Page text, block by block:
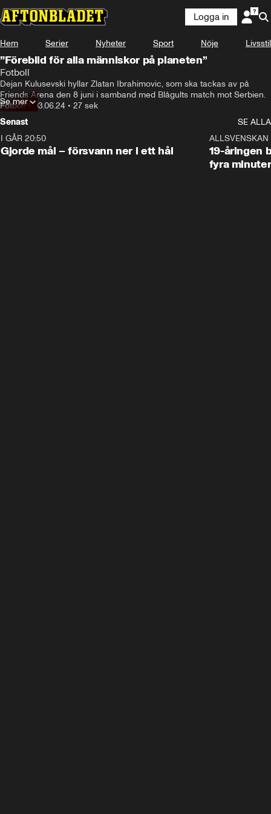
Logga in
Hem Serier Nyheter Sport Nöje Livsstil
”Förebild för alla människor på planeten”
Fotboll
Dejan Kulusevski hyllar Zlatan Ibrahimovic, som ska tackas av på
Friends Arena den 8 juni i samband med Blågults match mot Serbien.
Fotboll•03.06.24 • 27 sek
Se mer
Senast
SE ALLA
I GÅR 20:50
Gjorde mål – försvann ner i ett hål
ALLSVENSKAN
19-åringen
fyra minuter